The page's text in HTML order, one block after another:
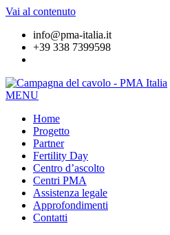
Vai al contenuto
info@pma-italia.it
+39 338 7399598
MENU
Home
Progetto
Partner
Fertility Day
Centro d’ascolto
Centri PMA
Assistenza legale
Approfondimenti
Contatti